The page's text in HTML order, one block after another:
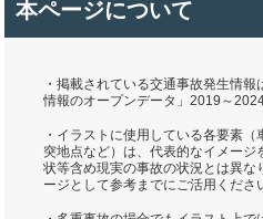
本ページについて
・掲載されている交通事故発生情
情報のオープンデータ」2019～
・イラストに使用している各要素
突地点など）は、代表的なイメー
状等含め現実の事故の状況とは異な
ージとして参考までにご活用くださ